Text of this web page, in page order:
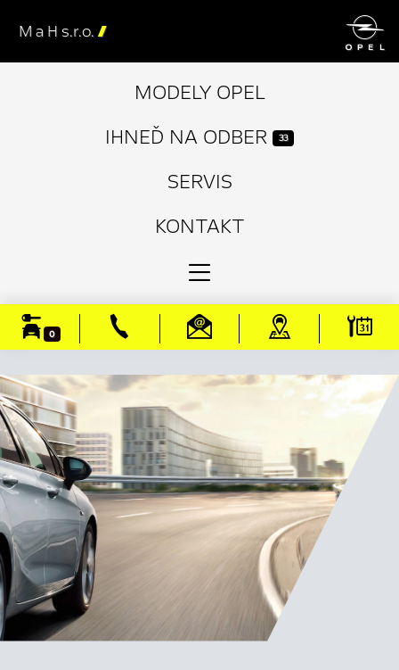

M a H s.r.o. 
MODELY OPEL
IHNEĎ NA ODBER 33
SERVIS
KONTAKT
0